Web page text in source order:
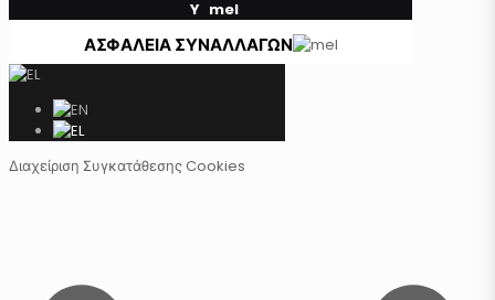
Y
ΑΣΦΑΛΕΙΑ ΣΥΝΑΛΛΑΓΩΝ
Διαχείριση Συγκατάθεσης Cookies